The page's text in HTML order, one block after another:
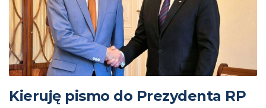
Kieruję pismo do Prezydenta RP